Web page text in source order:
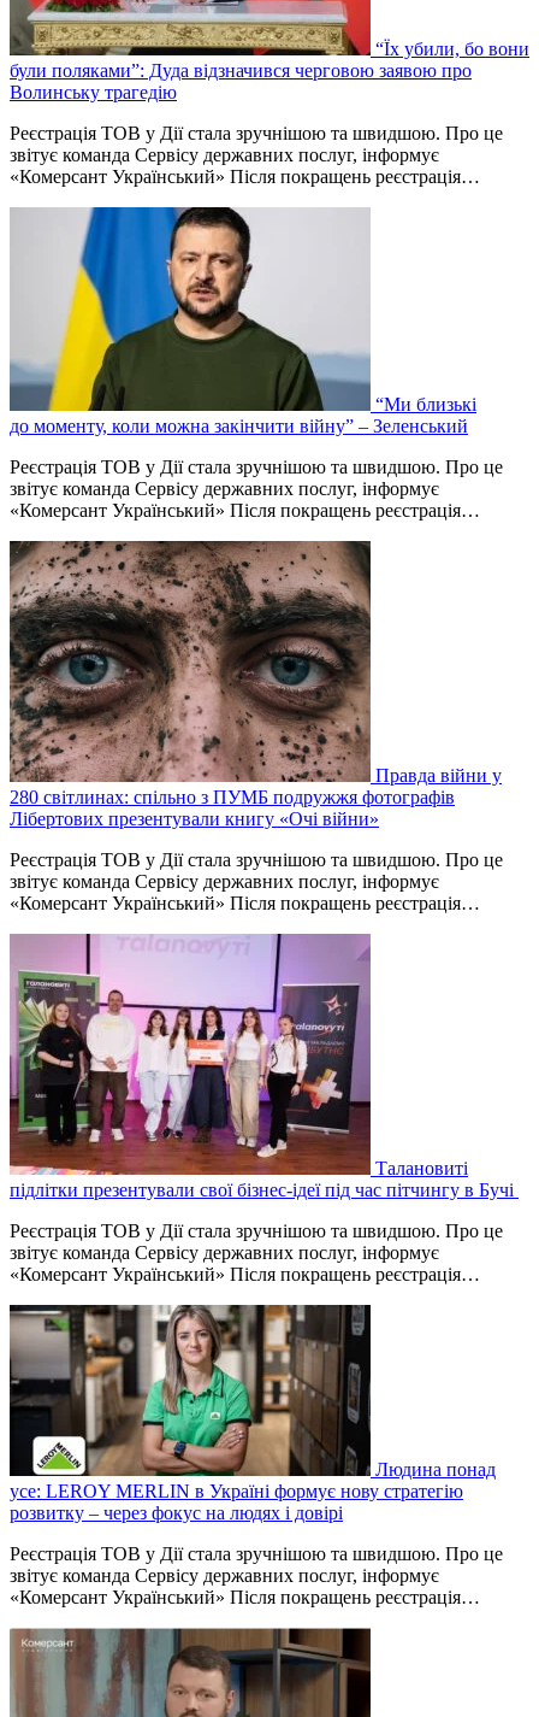
“Їх убили, бо вони
були поляками”: Дуда відзначився черговою заявою про
Волинську трагедію
Реєстрація ТОВ у Дії стала зручнішою та швидшою. Про це
звітує команда Сервісу державних послуг, інформує
«Комерсант Український» Після покращень реєстрація…
“Ми близькі
до моменту, коли можна закінчити війну” – Зеленський
Реєстрація ТОВ у Дії стала зручнішою та швидшою. Про це
звітує команда Сервісу державних послуг, інформує
«Комерсант Український» Після покращень реєстрація…
Правда війни у
280 світлинах: спільно з ПУМБ подружжя фотографів
Лібертових презентували книгу «Очі війни»
Реєстрація ТОВ у Дії стала зручнішою та швидшою. Про це
звітує команда Сервісу державних послуг, інформує
«Комерсант Український» Після покращень реєстрація…
Талановиті
підлітки презентували свої бізнес-ідеї під час пітчингу в Бучі
Реєстрація ТОВ у Дії стала зручнішою та швидшою. Про це
звітує команда Сервісу державних послуг, інформує
«Комерсант Український» Після покращень реєстрація…
Людина понад
усе: LEROY MERLIN в Україні формує нову стратегію
розвитку – через фокус на людях і довірі
Реєстрація ТОВ у Дії стала зручнішою та швидшою. Про це
звітує команда Сервісу державних послуг, інформує
«Комерсант Український» Після покращень реєстрація…